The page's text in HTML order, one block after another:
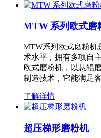
MTW 系列欧式磨
MTW系列欧式磨粉机
术水平，拥有多项自
欧式磨粉机，以悬辊
制造技术，它能满足
了解详情
超压梯形磨粉机